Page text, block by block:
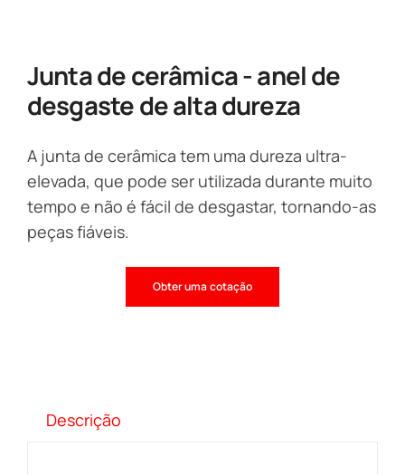
Junta de cerâmica - anel de
desgaste de alta dureza
A junta de cerâmica tem uma dureza ultra-
elevada, que pode ser utilizada durante muito
tempo e não é fácil de desgastar, tornando-as
peças fiáveis.
Obter uma cotação
Descrição